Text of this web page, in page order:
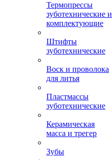
Термопрессы
зуботехнические и
комплектующие
Штифты
зуботехнические
Воск и проволока
для литья
Пластмассы
зуботехнические
Керамическая
масса и трегер
Зубы